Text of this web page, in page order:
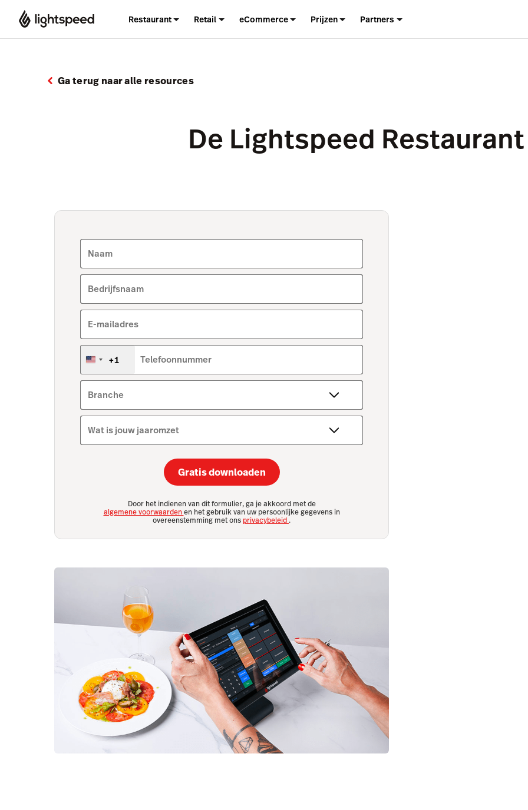
Restaurant Retail eCommerce Prijzen Partners
Ga terug naar alle resources
De Lightspeed
Naam
Bedrijfsnaam
E-mailadres
Verenigde
+1
+1 Telefoonnummer
Branche
Wat is jouw jaaromzet
Gratis downloaden
Door het indienen van dit formulier, ga je akkoord met de
algemene voorwaardenen het gebruik van uw persoonlijke gegevens in
overeenstemming met ons privacybeleid .